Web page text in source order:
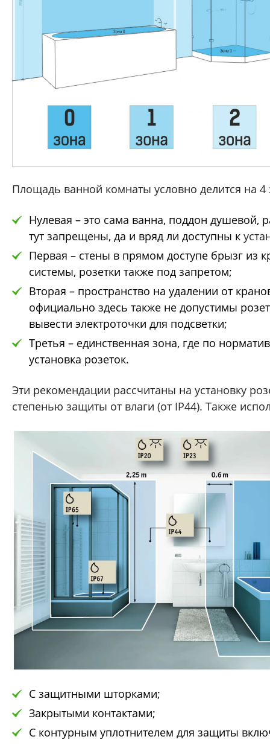
Площадь ванной комнаты условно делится на
Нулевая – это сама ванна, поддон душевой,
тут запрещены, да и вряд ли доступны к
Первая – стены в прямом доступе брызг из
системы, розетки также под запретом;
Вторая – пространство на удалении от
официально здесь также не допустимы
вывести электроточки для подсветки;
Третья – единственная зона, где по
установка розеток.
Эти рекомендации рассчитаны на установку
степенью защиты от влаги (от IP44). Также
С защитными шторками;
Закрытыми контактами;
С контурным уплотнителем для защиты